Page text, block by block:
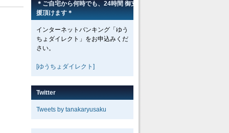
＊ご自宅から何時でも、24時間 御支
援頂けます＊
インターネットバンキング「ゆう
ちょダイレクト」をお申込みくだ
さい。
[ゆうちょダイレクト]
Twitter
Tweets by tanakaryusaku